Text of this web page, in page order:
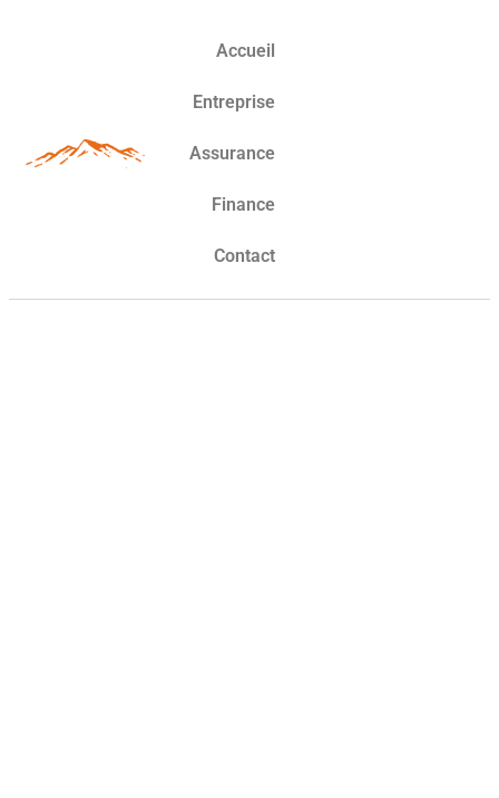
Accueil
Entreprise
Assurance
Finance
Contact